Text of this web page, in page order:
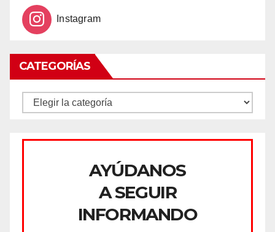
Instagram
CATEGORÍAS
CATEGORÍAS
AYÚDANOS
A SEGUIR
INFORMANDO